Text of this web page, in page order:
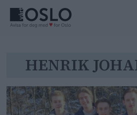
Tag:
henrik
HENRIK